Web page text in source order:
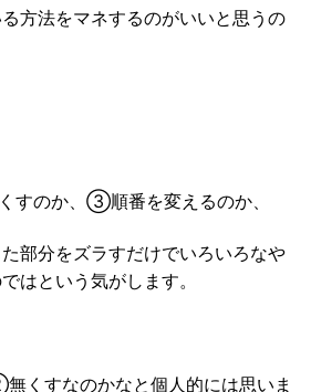
方法をマネするのがいいと思うの
のか、③順番を変えるのか、
部分をズラすだけでいろいろなや
はという気がします。
くすなのかなと個人的には思いま